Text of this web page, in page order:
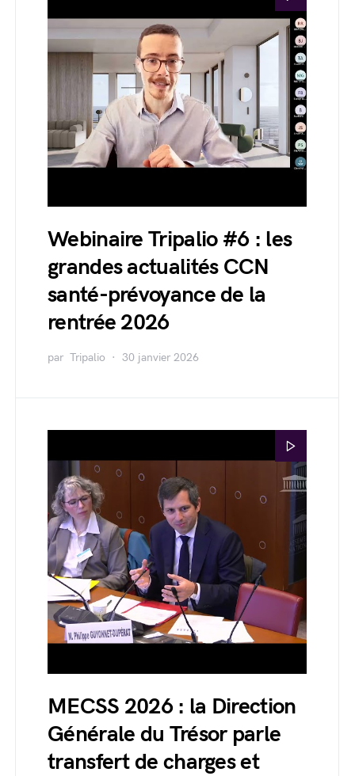
Webinaire Tripalio #6 : les
grandes actualités CCN
santé-prévoyance de la
rentrée 2026
par Tripalio 30 janvier 2026
MECSS 2026 : la Direction
Générale du Trésor parle
transfert de charges et